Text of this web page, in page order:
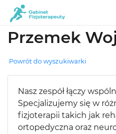
Przemek
Powrót do wyszukiwarki
Nasz zespół łączy
Specjalizujemy się w
fizjoterapii takich jak
ortopedyczna oraz